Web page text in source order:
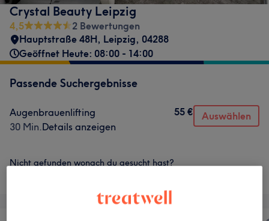
Crystal Beauty Leipzig
4,5
2 Bewertungen
Hauptstraße 48H, Leipzig, 04288
Geöffnet Heute: 08:00 - 14:00
Passende Suchergebnisse
Augenbrauenlifting
30 Min.Details anzeigen
55 € Auswählen
Nicht gefunden wonach du gesucht hast?